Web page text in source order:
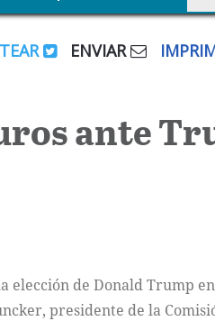
ENVIAR
ante
elección de Donald Trump
presidente de la